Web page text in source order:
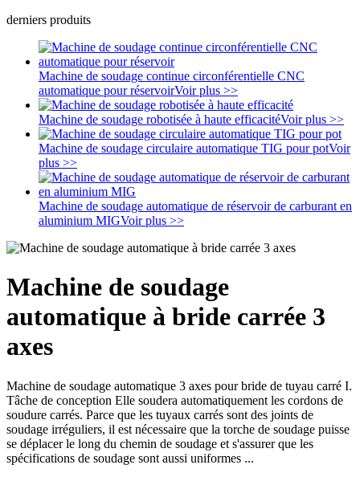
derniers produits
Machine de soudage continue circonférentielle CNC
automatique pour réservoirVoir plus >>
Machine de soudage robotisée à haute efficacitéVoir plus >>
Machine de soudage circulaire automatique TIG pour potVoir
plus >>
Machine de soudage automatique de réservoir de carburant en
aluminium MIGVoir plus >>
Machine de soudage
automatique à bride carrée 3
axes
Machine de soudage automatique 3 axes pour bride de tuyau carré I.
Tâche de conception Elle soudera automatiquement les cordons de
soudure carrés. Parce que les tuyaux carrés sont des joints de
soudage irréguliers, il est nécessaire que la torche de soudage puisse
se déplacer le long du chemin de soudage et s'assurer que les
spécifications de soudage sont aussi uniformes ...